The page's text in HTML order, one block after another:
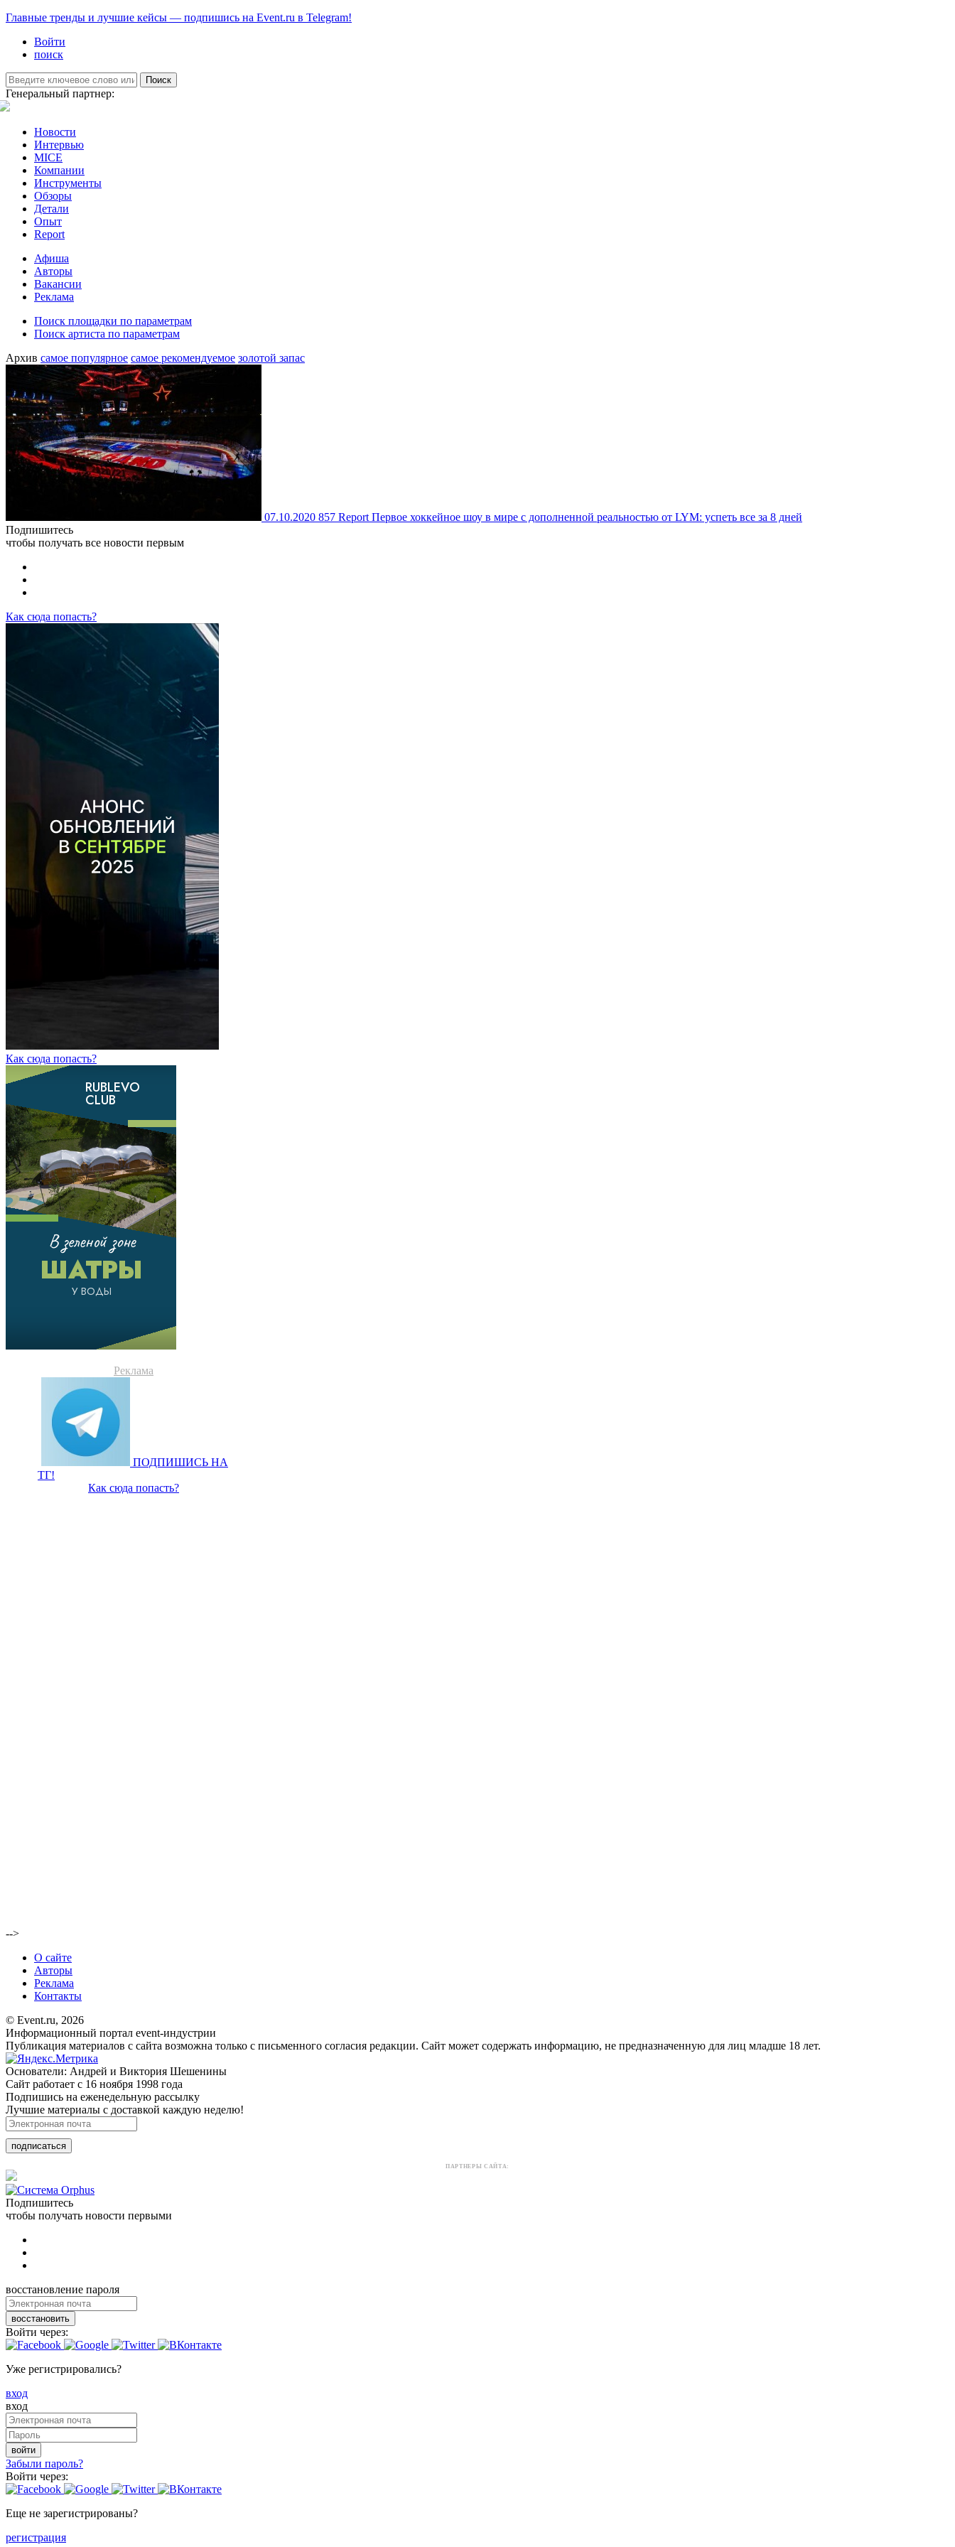
Главные тренды и лучшие кейсы — подпишись на Event.ru в Telegram!
Войти
поиск
Поиск
Генеральный партнер:
Новости
Интервью
MICE
Компании
Инструменты
Обзоры
Детали
Опыт
Report
Афиша
Авторы
Вакансии
Реклама
Поиск площадки по параметрам
Поиск артиста по параметрам
Архив самое популярное самое рекомендуемое золотой запас
07.10.2020 857 Report Первое хоккейное шоу в мире с дополненной реальностью от LYM: успеть все за 8 дней
Подпишитесь
чтобы получать все новости первым
Как сюда попасть?
Как сюда попасть?
Реклама
ПОДПИШИСЬ НА
ТГ!
Как сюда попасть?
-->
О сайте
Авторы
Реклама
Контакты
© Event.ru, 2026
Информационный портал event-индустрии
Публикация материалов с сайта возможна только с письменного согласия редакции. Сайт может содержать информацию, не предназначенную для лиц младше 18 лет.
Основатели: Андрей и Виктория Шешенины
Сайт работает с 16 ноября 1998 года
Подпишись на еженедельную рассылку
Лучшие материалы с доставкой каждую неделю!
подписаться
ПАРТНЕРЫ САЙТА:
Подпишитесь
чтобы получать новости первыми
восстановление пароля
восстановить
Войти через:
Уже регистрировались?
вход
вход
войти
Забыли пароль?
Войти через:
Еще не зарегистрированы?
регистрация